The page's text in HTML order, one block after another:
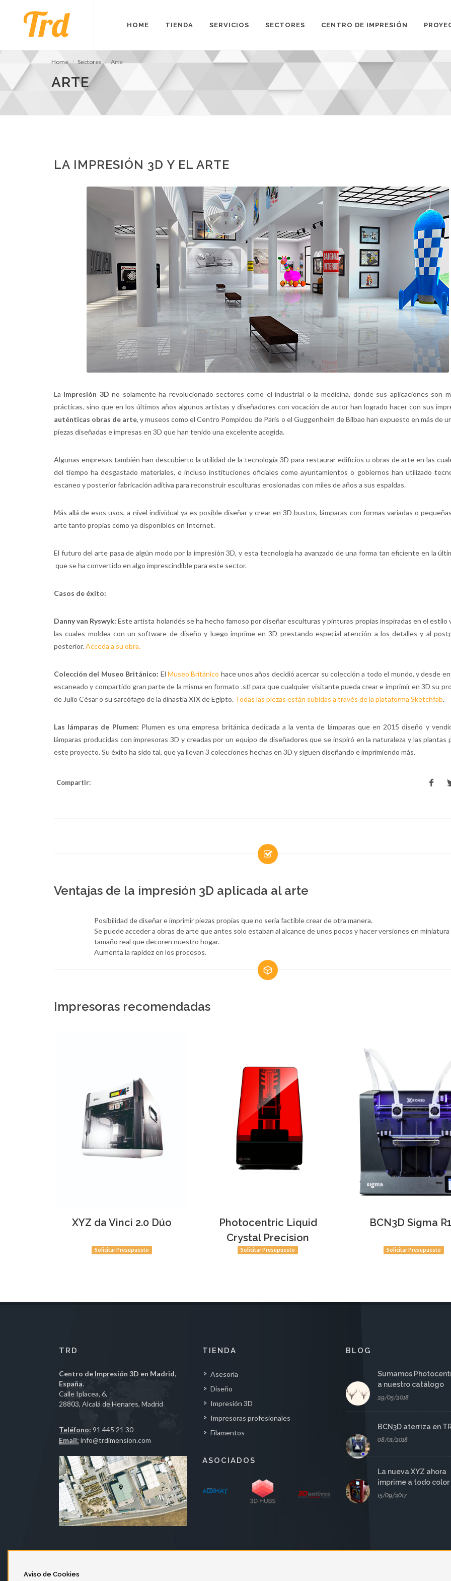
HOME TIENDA SERVICIOS SECTORES CENTRO DE IMPRESIÓN
ARTE
Home Sectores Arte
LA IMPRESIÓN 3D Y EL ARTE
La impresión 3D no solamente ha revolucionado sectores como el industrial o la medicina, donde sus aplicaciones son
prácticas, sino que en los últimos años algunos artistas y diseñadores con vocación de autor han logrado hacer con sus
auténticas obras de arte, y museos como el Centro Pompidou de Paris o el Guggenheim de Bilbao han expuesto en más de
piezas diseñadas e impresas en 3D que han tenido una excelente acogida.
Algunas empresas también han descubierto la utilidad de la tecnología 3D para restaurar edificios u obras de arte en las
del tiempo ha desgastado materiales, e incluso instituciones oficiales como ayuntamientos o gobiernos han utilizado
escaneo y posterior fabricación aditiva para reconstruir esculturas erosionadas con miles de años a sus espaldas.
Más allá de esos usos, a nivel individual ya es posible diseñar y crear en 3D bustos, lámparas con formas variadas o
arte tanto propias como ya disponibles en Internet.
El futuro del arte pasa de algún modo por la impresión 3D, y esta tecnología ha avanzado de una forma tan eficiente en la
que se ha convertido en algo imprescindible para este sector.
Casos de éxito:
Danny van Ryswyk: Este artista holandés se ha hecho famoso por diseñar esculturas y pinturas propias inspiradas en el estilo
las cuales moldea con un software de diseño y luego imprime en 3D prestando especial atención a los detalles y al
posterior.Acceda a su obra.
Colección del Museo Británico: El Museo Británico hace unos años decidió acercar su colección a todo el mundo, y desde
escaneado y compartido gran parte de la misma en formato .stl para que cualquier visitante pueda crear e imprimir en 3D su
de Julio César o su sarcófago de la dinastía XIX de Egipto. Todas las piezas están subidas a través de la plataforma Sketchfab.
Las lámparas de Plumen: Plumen es una empresa británica dedicada a la venta de lámparas que en 2015 diseñó y
lámparas producidas con impresoras 3D y creadas por un equipo de diseñadores que se inspiró en la naturaleza y las plantas
este proyecto. Su éxito ha sido tal, que ya llevan 3 colecciones hechas en 3D y siguen diseñando e imprimiendo más.
Compartir:
Ventajas de la impresión 3D aplicada al arte
Posibilidad de diseñar e imprimir piezas propias que no sería factible crear de otra manera.
Se puede acceder a obras de arte que antes solo estaban al alcance de unos pocos y hacer versiones en miniatura
tamaño real que decoren nuestro hogar.
Aumenta la rapidez en los procesos.
Impresoras recomendadas
Ver Producto
XYZ da Vinci 2.0 Dúo
Solicitar Presupuesto
Ver Producto
Photocentric Liquid
Crystal Precision
Solicitar Presupuesto
Ver Producto
BCN3D Sigma
Solicitar Presupuesto
TRD
Centro de Impresión 3D en Madrid,
España.
Calle Iplacea, 6,
28803, Alcalá de Henares, Madrid
Teléfono: 91 445 21 30
Email: info@trdimension.com
TIENDA
Asesoría
Diseño
Impresión 3D
Impresoras profesionales
Filamentos
ASOCIADOS
BLOG
Sumamos
a nuestro catálogo
29/05/2018
BCN3D aterriza en
08/01/2018
La nueva XYZ ahora
imprime a todo color
15/09/2017
Aviso de Cookies